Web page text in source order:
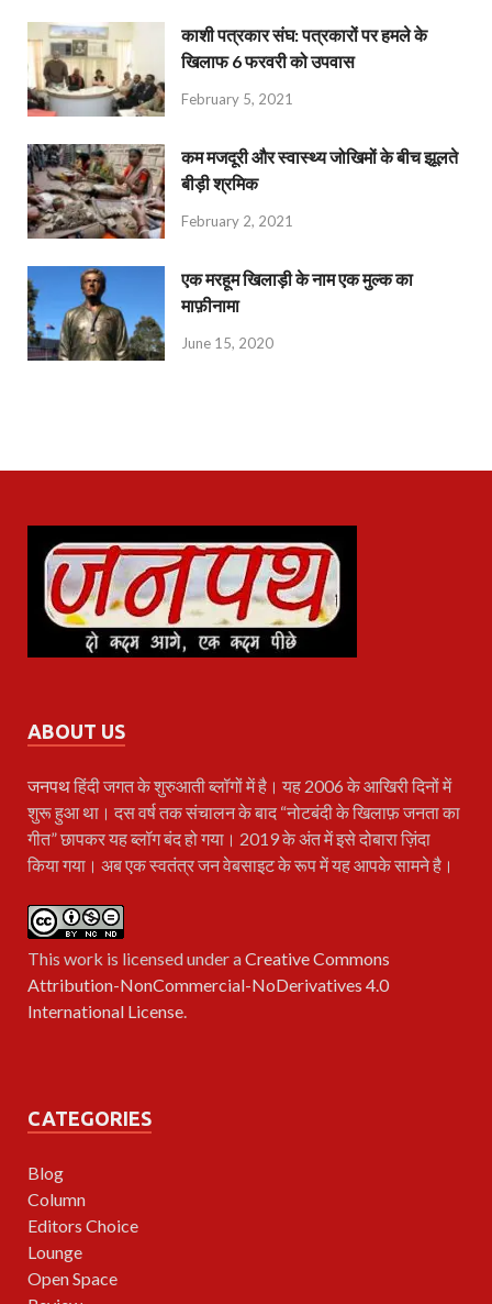
काशी पत्रकार संघ: पत्रकारों पर हमले के
खिलाफ 6 फरवरी को उपवास
February 5, 2021
कम मजदूरी और स्वास्थ्य जोखिमों के बीच झूलते
बीड़ी श्रमिक
February 2, 2021
एक मरहूम खिलाड़ी के नाम एक मुल्क का
माफ़ीनामा
June 15, 2020
ABOUT US
जनपथहिंदी जगत के शुरुआती ब्लॉगों में है। यह 2006 के आखिरी दिनों में
शुरू हुआ था। दस वर्ष तक संचालन के बाद “नोटबंदी के खिलाफ़ जनता का
गीत” छापकर यह ब्लॉग बंद हो गया। 2019 के अंत में इसे दोबारा ज़िंदा
किया गया। अब एक स्वतंत्र जन वेबसाइट के रूप में यह आपके सामने है।
This work is licensed under aCreative Commons
Attribution-NonCommercial-NoDerivatives 4.0
International License.
CATEGORIES
Blog
Column
Editors Choice
Lounge
Open Space